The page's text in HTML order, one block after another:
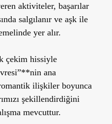
aktiviteler, başarılar
salgılanır ve aşk ile
yer alır.
çekim hissiyle
ana
ilişkiler boyunca
şekillendirdiğini
mevcuttur.